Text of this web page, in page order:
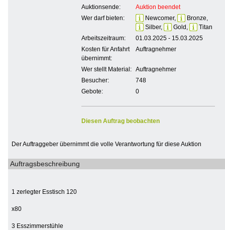
Auktionsende:
Auktion beendet
Wer darf bieten:
Newcomer,
Bronze,
Silber,
Gold,
Titan
Arbeitszeitraum:
01.03.2025 - 15.03.2025
Kosten für Anfahrt
übernimmt:
Auftragnehmer
Wer stellt Material: Auftragnehmer
Besucher:
748
Gebote:
0
Diesen Auftrag beobachten
Der Auftraggeber übernimmt die volle Verantwortung für diese Auktion
Auftragsbeschreibung
1 zerlegter Esstisch 120
x80
3 Esszimmerstühle